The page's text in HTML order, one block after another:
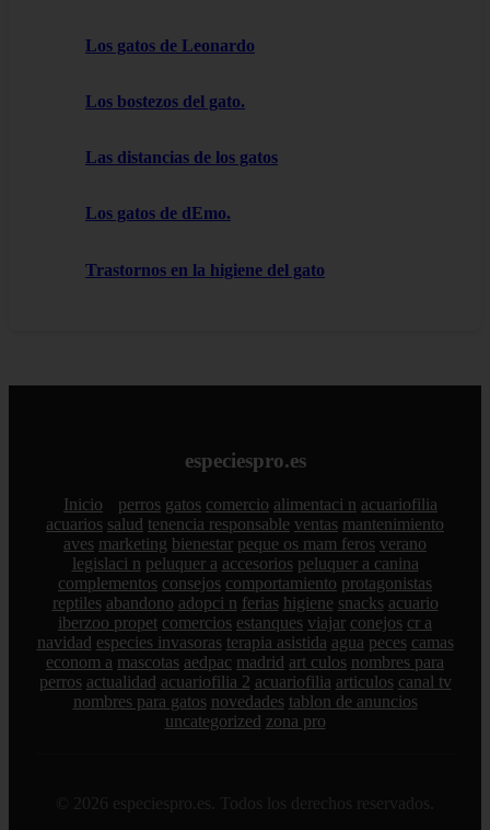
Los gatos de Leonardo
Los bostezos del gato.
Las distancias de los gatos
Los gatos de dEmo.
Trastornos en la higiene del gato
especiespro.es
Inicio perros gatos comercio alimentaci n acuariofilia
acuarios salud tenencia responsable ventas mantenimiento
aves marketing bienestar peque os mam feros verano
legislaci n peluquer a accesorios peluquer a canina
complementos consejos comportamiento protagonistas
reptiles abandono adopci n ferias higiene snacks acuario
iberzoo propet comercios estanques viajar conejos cr a
navidad especies invasoras terapia asistida agua peces camas
econom a mascotas aedpac madrid art culos nombres para
perros actualidad acuariofilia 2 acuariofilia articulos canal tv
nombres para gatos novedades tablon de anuncios
uncategorized zona pro
© 2026 especiespro.es. Todos los derechos reservados.